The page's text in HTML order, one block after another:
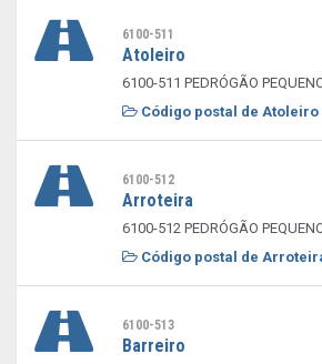
6100-511
Atoleiro
6100-511 PEDRÓGÃO
Código postal de
6100-512
Arroteira
6100-512 PEDRÓGÃO
Código postal de
6100-513
Barreiro